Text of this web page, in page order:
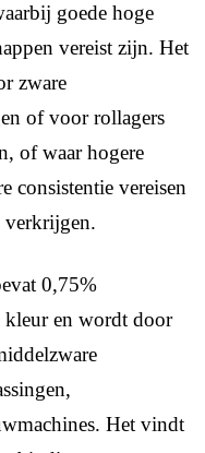
goede hoge
vereist zijn. Het
zware
of voor rollagers
of waar hogere
consistentie vereisen
verkrijgen.
0,75%
en wordt door
Het vindt